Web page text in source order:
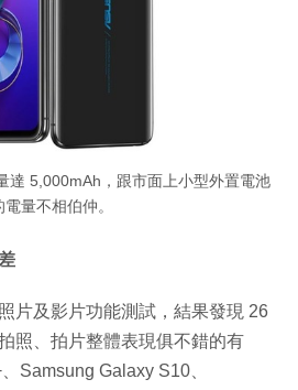
達 5,000mAh，跟市面上小型外置電池
電量不相伯仲。
片及影片功能測試，結果發現 26
照、拍片整體表現俱不錯的有
Samsung Galaxy S10、